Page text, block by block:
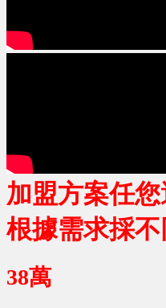
加盟方案任您
根據需求採
38萬